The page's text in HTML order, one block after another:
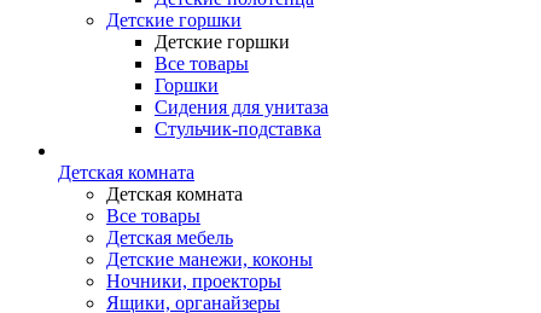
Детские горшки
Детские горшки
Все товары
Горшки
Сидения для унитаза
Стульчик-подставка
Детская комната
Детская комната
Все товары
Детская мебель
Детские манежи, коконы
Ночники, проекторы
Ящики, органайзеры